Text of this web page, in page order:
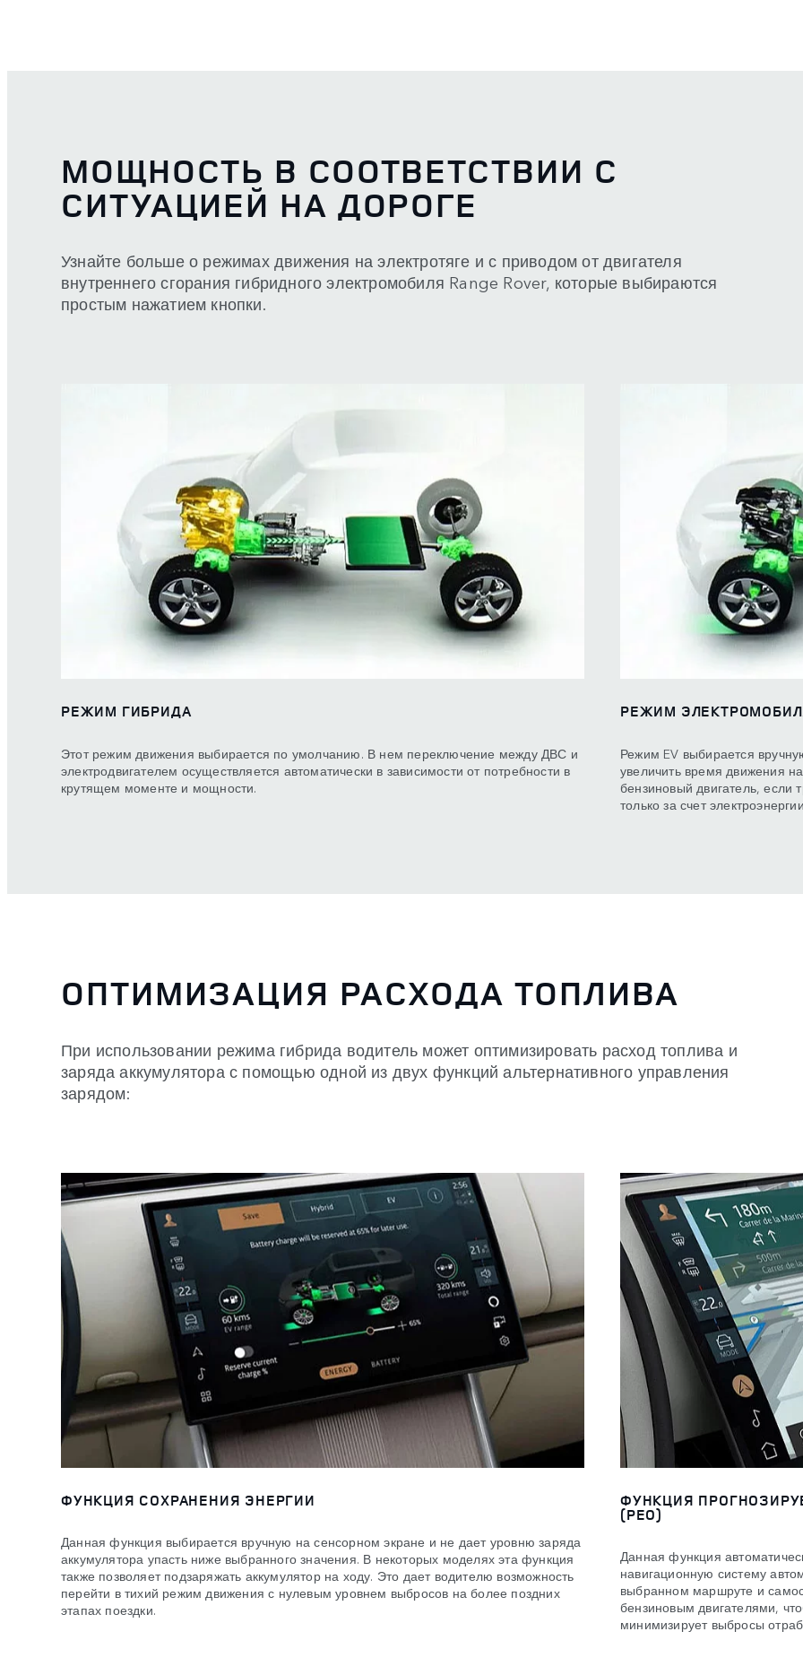
МОЩНОСТЬ В СООТВЕТСТВИИ С
СИТУАЦИЕЙ НА ДОРОГЕ
Узнайте больше о режимах движения на электротяге и с приводом от двигателя
внутреннего сгорания гибридного электромобиля Range Rover, которые выбираются
простым нажатием кнопки.
РЕЖИМ ГИБРИДА
Этот режим движения выбирается по умолчанию. В нем переключение между ДВС и
электродвигателем осуществляется автоматически в зависимости от потребности в
крутящем моменте и мощности.
РЕЖИМ
Режим EV выбирается
увеличить время движения
бензиновый двигатель,
только за счет
ОПТИМИЗАЦИЯ РАСХОДА ТОПЛИВА
При использовании режима гибрида водитель может оптимизировать расход топлива и
заряда аккумулятора с помощью одной из двух функций альтернативного управления
зарядом:
ФУНКЦИЯ СОХРАНЕНИЯ ЭНЕРГИИ
Данная функция выбирается вручную на сенсорном экране и не дает уровню заряда
аккумулятора упасть ниже выбранного значения. В некоторых моделях эта функция
также позволяет подзаряжать аккумулятор на ходу. Это дает водителю возможность
перейти в тихий режим движения с нулевым уровнем выбросов на более поздних
этапах поездки.
ФУНКЦИЯ
(PEO)
Данная функция
навигационную систему
выбранном маршруте и
бензиновым двигателями,
минимизирует выбросы